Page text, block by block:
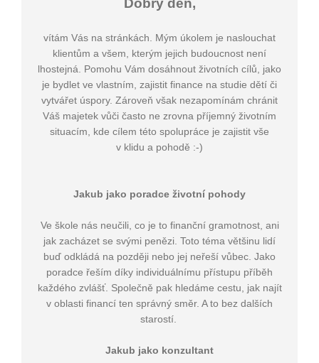
Dobrý den,
vítám Vás na stránkách. Mým úkolem je naslouchat
klientům a všem, kterým jejich budoucnost není
lhostejná. Pomohu Vám dosáhnout životních cílů, jako
je bydlet ve vlastním, zajistit finance na studie dětí či
vytvářet úspory. Zároveň však nezapomínám chránit
Váš majetek vůči často ne zrovna příjemný životním
situacím, kde cílem této spolupráce je zajistit vše
v klidu a pohodě :-)
Jakub jako poradce životní pohody
Ve škole nás neučili, co je to finanční gramotnost, ani
jak zacházet se svými penězi. Toto téma většinu lidí
buď odkládá na později nebo jej neřeší vůbec. Jako
poradce řeším díky individuálnímu přístupu příběh
každého zvlášť. Společně pak hledáme cestu, jak najít
v oblasti financí ten správný směr. A to bez dalších
starostí.
Jakub jako konzultant